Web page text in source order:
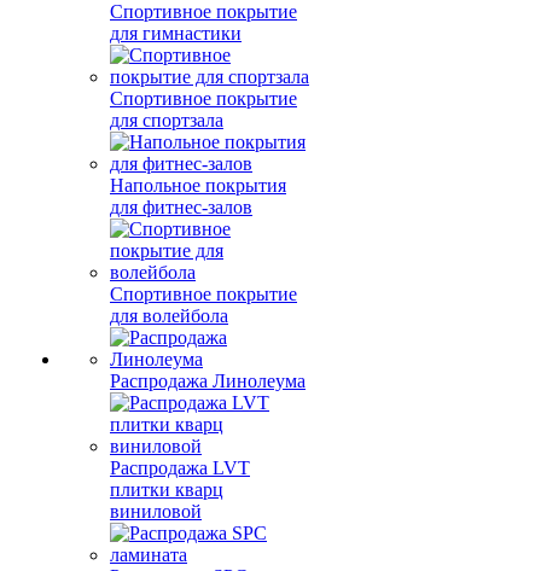
Спортивное покрытие
для гимнастики
Спортивное покрытие
для спортзала
Напольное покрытия
для фитнес-залов
Спортивное покрытие
для волейбола
Распродажа Линолеума
Распродажа LVT
плитки кварц
виниловой